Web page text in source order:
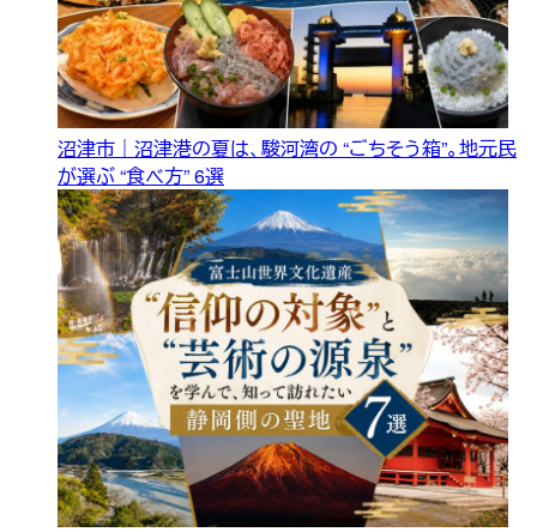
沼津市｜沼津港の夏は、駿河湾の “ごちそう箱”。地元民
が選ぶ “食べ方” 6選